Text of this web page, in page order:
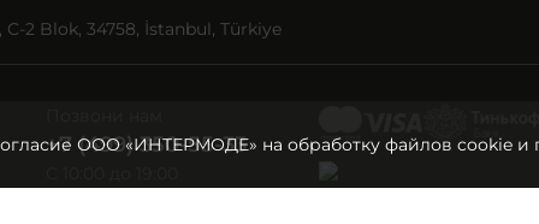
ООО «ИНТЕРМОДЕ» на обработку файлов cookie и
2 Blok, 34758, İstanbul, Türkiye
+7 (499) 350-55-33